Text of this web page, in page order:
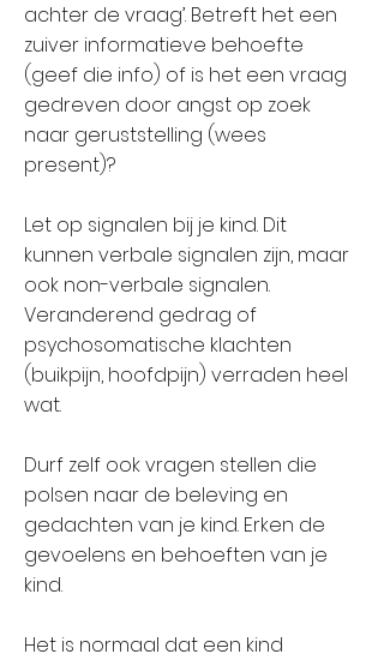
achter de vraag’. Betreft het een
zuiver informatieve behoefte
(geef die info) of is het een vraag
gedreven door angst op zoek
naar geruststelling (wees
present)?
Let op signalen bij je kind. Dit
kunnen verbale signalen zijn, maar
ook non-verbale signalen.
Veranderend gedrag of
psychosomatische klachten
(buikpijn, hoofdpijn) verraden heel
wat.
Durf zelf ook vragen stellen die
polsen naar de beleving en
gedachten van je kind. Erken de
gevoelens en behoeften van je
kind.
Het is normaal dat een kind